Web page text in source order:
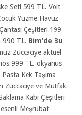
Seti 599 TL. Voit
Yüzme Havuz
Çeşitleri 199
990 TL. Bim’de Bu
Züccaciye aktüel
999 TL. okyanus
Kek Taşıma
Züccaciye ve Mutfak
Kabı Çeşitleri
Meşrubat